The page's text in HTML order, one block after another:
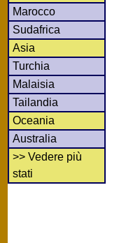
Marocco
Sudafrica
Asia
Turchia
Malaisia
Tailandia
Oceania
Australia
>> Vedere più
stati